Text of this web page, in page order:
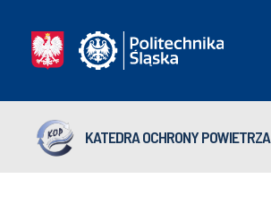
KATEDRA OCHRONY POWIETRZA